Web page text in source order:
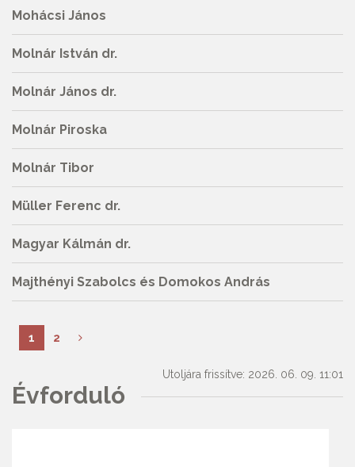
Mohácsi János
Molnár István dr.
Molnár János dr.
Molnár Piroska
Molnár Tibor
Müller Ferenc dr.
Magyar Kálmán dr.
Majthényi Szabolcs és Domokos András
1 2
Utoljára frissítve: 2026. 06. 09. 11:01
Évforduló